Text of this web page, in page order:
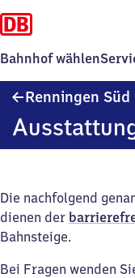
Bahnhof wählen
Renningen Süd
Die nachfolgend
dienen der
Bahnsteige.
Bei Fragen wenden